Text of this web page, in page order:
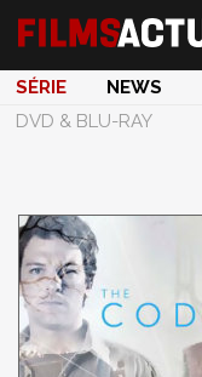
SÉRIE NEWS
DVD & BLU-RAY